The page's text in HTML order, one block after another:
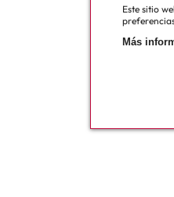
Este sitio
Más